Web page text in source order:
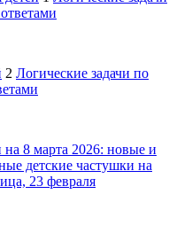
2 Логические задачи по
8 марта 2026: новые и
детские частушки на
23 февраля